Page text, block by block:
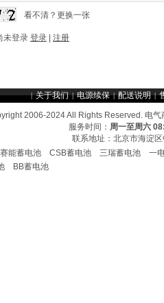
看不清？更换一张
未登录 登录 注册
2006-2024 All Rights Reserved. 电
服务时间： 周一至周六
联系地址：北京市海淀
友情链接： CSB蓄电池 鸿贝蓄电池 赛能蓄
|关于我们 |电源续保 |配送说明 |
赛能蓄电池 CSB蓄电池 三瑞蓄电池
一
BB蓄电池